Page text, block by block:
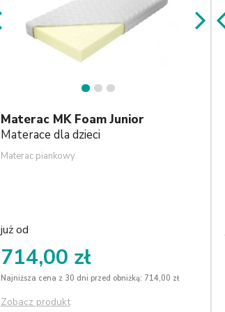
Materac MK Foam Junior
Materace dla dzieci
Materac piankowy
już od
714,00 zł
Najniższa cena z 30 dni przed obniżką: 714,00 zł
Zobacz produkt